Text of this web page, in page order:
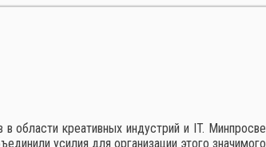
креативных индустрий и IT.
усилия для организации этого